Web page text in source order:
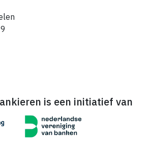
is een initiatief van